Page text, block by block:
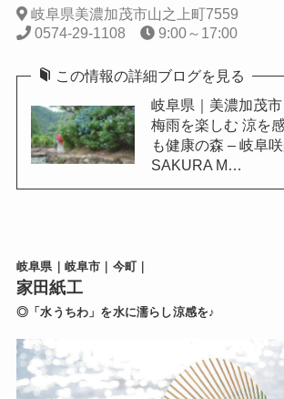
岐阜県美濃加茂市山之上町7559
0574-29-1108
9:00～17:00
この情報の詳細ブログを見る
岐阜県｜美濃加茂市
梅雨を楽しむ 涼を
も健康の森 – 岐阜咲
SAKURA M…
岐阜県｜岐阜市｜今町｜
家田紙工
◎「水うちわ」を水に濡らし涼感を♪